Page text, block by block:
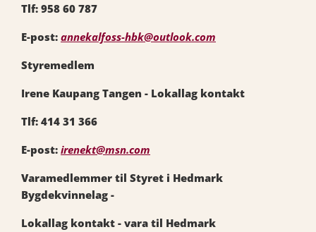
Tlf: 958 60 787
E-post: annekalfoss-hbk@outlook.com
Styremedlem
Irene Kaupang Tangen - Lokallag kontakt
Tlf: 414 31 366
E-post: irenekt@msn.com
Varamedlemmer til Styret i Hedmark
Bygdekvinnelag -
Lokallag kontakt - vara til Hedmark